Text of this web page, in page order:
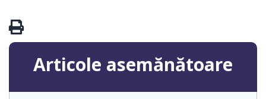
Articole asemănătoare